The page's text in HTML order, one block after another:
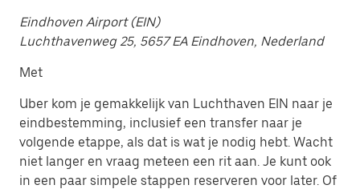
Eindhoven Airport (EIN)
Luchthavenweg 25, 5657 EA Eindhoven, Nederland
Met
Uber kom je gemakkelijk van Luchthaven EIN naar je
eindbestemming, inclusief een transfer naar je
volgende etappe, als dat is wat je nodig hebt. Wacht
niet langer en vraag meteen een rit aan. Je kunt ook
in een paar simpele stappen reserveren voor later. Of